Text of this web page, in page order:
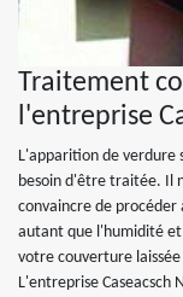
Traitement
l'entreprise
L'apparition de verdure
besoin d'être traitée. Il
convaincre de
autant que l'humidité
votre couverture
L'entreprise Caseacsch